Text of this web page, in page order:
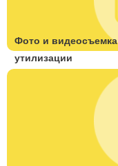
Фото и видеосъемка
утилизации